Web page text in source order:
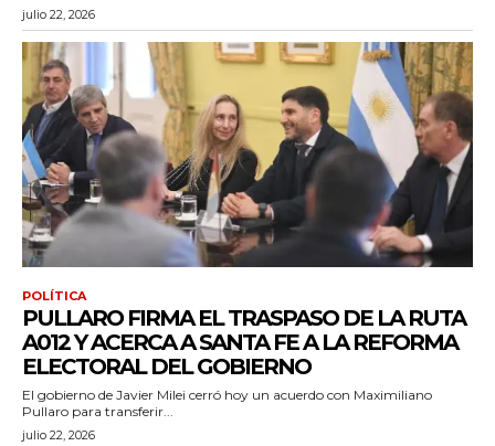
julio 22, 2026
POLÍTICA
PULLARO FIRMA EL TRASPASO DE LA RUTA
A012 Y ACERCA A SANTA FE A LA REFORMA
ELECTORAL DEL GOBIERNO
El gobierno de Javier Milei cerró hoy un acuerdo con Maximiliano
Pullaro para transferir...
julio 22, 2026